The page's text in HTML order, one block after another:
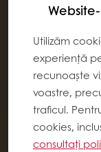
Utilizăm
experiență
recunoaște
voastre,
traficul.
cookies,
consultați